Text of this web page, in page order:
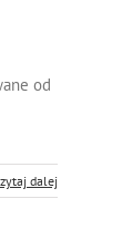
od
dalej